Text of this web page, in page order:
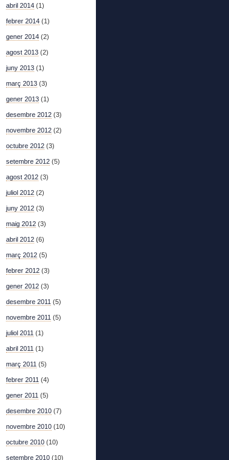
abril 2014 (1)
febrer 2014 (1)
gener 2014 (2)
agost 2013 (2)
juny 2013 (1)
març 2013 (3)
gener 2013 (1)
desembre 2012 (3)
novembre 2012 (2)
octubre 2012 (3)
setembre 2012 (5)
agost 2012 (3)
juliol 2012 (2)
juny 2012 (3)
maig 2012 (3)
abril 2012 (6)
març 2012 (5)
febrer 2012 (3)
gener 2012 (3)
desembre 2011 (5)
novembre 2011 (5)
juliol 2011 (1)
abril 2011 (1)
març 2011 (5)
febrer 2011 (4)
gener 2011 (5)
desembre 2010 (7)
novembre 2010 (10)
octubre 2010 (10)
setembre 2010 (10)